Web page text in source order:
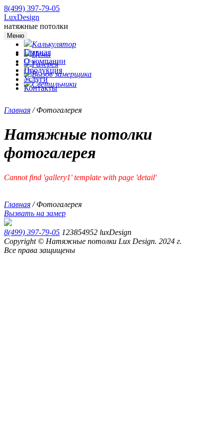
8(499) 397-79-05
LuxDesign
натяжные потолки
Меню
Главная
О компании
Продукция
Услуги
Контакты
Калькулятор
Цены
Галерея
Вызов замерщика
Светильники
Главная /Фотогалерея
Натяжные потолки
фотогалерея
Cannot find 'gallery1' template with page 'detail'
Главная /Фотогалерея
Вызвать на замер
8(499) 397-79-05 123854952 luxDesign
Copyright © Натяжные потолки Lux Design. 2024 г.
Все права защищены